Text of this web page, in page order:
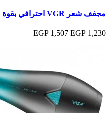
مجفف شعر VGR احترافي بقوة 2800 واط موديل V471
1,230 EGP
1,507 EGP